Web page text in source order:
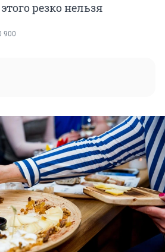
резко нельзя
900